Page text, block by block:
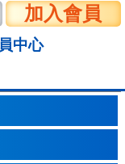
加入會員
中心